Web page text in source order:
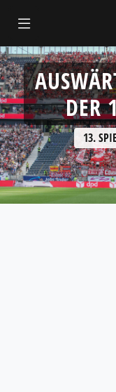
DER
13.